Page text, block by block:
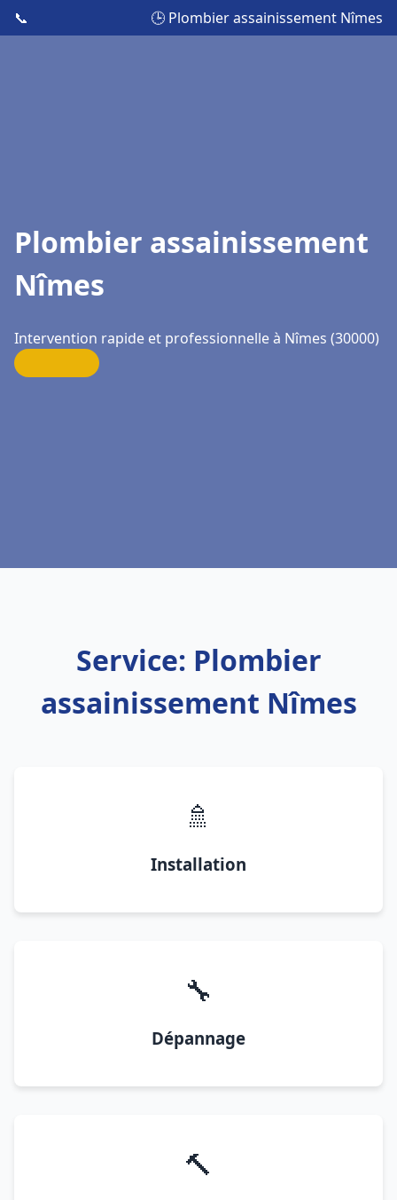
📞 🕒 Plombier assainissement Nîmes
Plombier assainissement
Nîmes
Intervention rapide et professionnelle à Nîmes (30000)
Service: Plombier
assainissement Nîmes
🚿
Installation
🔧
Dépannage
🔨